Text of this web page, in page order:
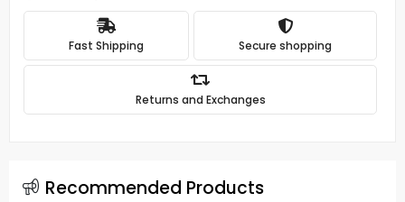
Fast Shipping Secure shopping
Returns and Exchanges
Recommended Products